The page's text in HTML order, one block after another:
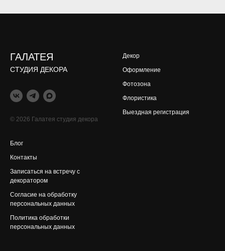
ГАЛАТЕЯ
СТУДИЯ ДЕКОРА
© 2026 Галатея студия декора
Декор
Оформление
Фотозона
Флористика
Выездная регистрация
Блог
Контакты
Записаться на встречу с
декоратором
Согласие на обработку
персональных данных
Политика обработки
персональных данных